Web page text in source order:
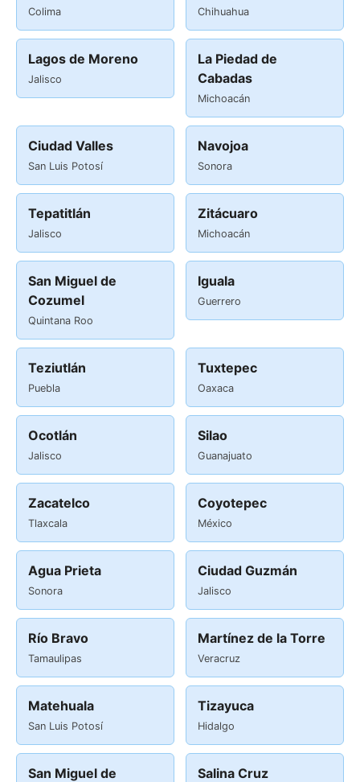
Colima Chihuahua
Lagos de Moreno
Jalisco
La Piedad de
Cabadas
Michoacán
Ciudad Valles
San Luis Potosí
Navojoa
Sonora
Tepatitlán
Jalisco
Zitácuaro
Michoacán
San Miguel de
Cozumel
Quintana Roo
Iguala
Guerrero
Teziutlán
Puebla
Tuxtepec
Oaxaca
Ocotlán
Jalisco
Silao
Guanajuato
Zacatelco
Tlaxcala
Coyotepec
México
Agua Prieta
Sonora
Ciudad Guzmán
Jalisco
Río Bravo
Tamaulipas
Martínez de la Torre
Veracruz
Matehuala
San Luis Potosí
Tizayuca
Hidalgo
San Miguel de
Salina Cruz